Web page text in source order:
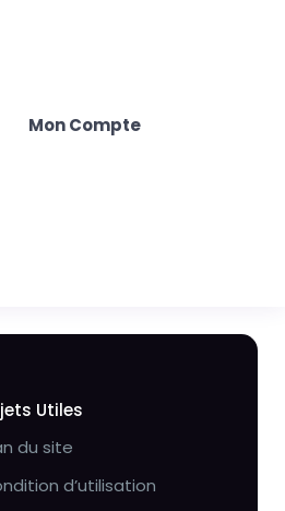
Mon Compte
Utiles
du site
d’utilisation